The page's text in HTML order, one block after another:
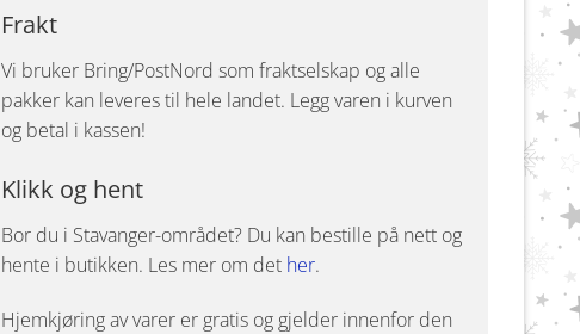
Frakt
Vi bruker Bring/PostNord som fraktselskap og alle
pakker kan leveres til hele landet. Legg varen i kurven
og betal i kassen!
Klikk og hent
Bor du i Stavanger-området? Du kan bestille på nett og
hente i butikken. Les mer om det her.
Hjemkjøring av varer er gratis og gjelder innenfor den